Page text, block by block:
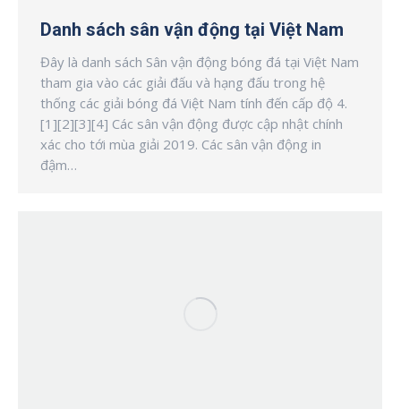
Danh sách sân vận động tại Việt Nam
Đây là danh sách Sân vận động bóng đá tại Việt Nam
tham gia vào các giải đấu và hạng đấu trong hệ
thống các giải bóng đá Việt Nam tính đến cấp độ 4.
[1][2][3][4] Các sân vận động được cập nhật chính
xác cho tới mùa giải 2019. Các sân vận động in
đậm…